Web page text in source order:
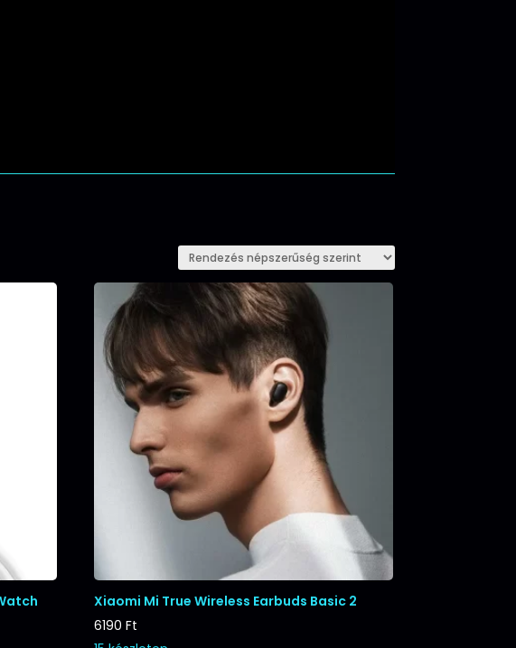
Xiaomi Mi True Wireless Earbuds Basic 2
6190Ft